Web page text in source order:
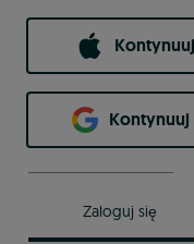
Zaloguj się